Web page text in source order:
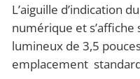
L’aiguille d’indication
numérique et
lumineux de 3,5
emplacement